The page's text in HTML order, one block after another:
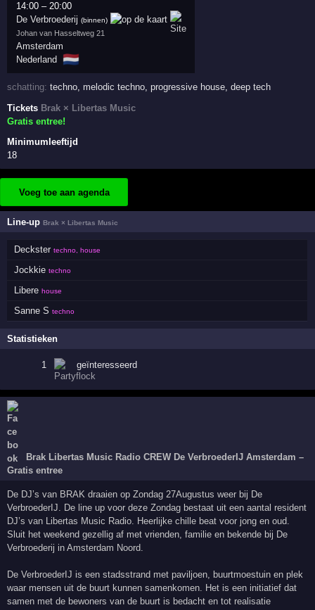
14:00 –20:00
De Verbroederij (binnen)
Johan van Hasseltweg 21
Amsterdam
Nederland
🇳🇱
schatting:techno, melodic techno,progressive house,deep tech
Tickets Brak × Libertas Music
Gratis entree!
Minimumleeftijd
18
Voeg toe aan agenda
Line-upBrak × Libertas Music
Deckster techno, house
Jockkie techno
Libere house
Sanne S techno
Statistieken
1 geïnteresseerd
Brak Libertas Music Radio CREW De VerbroederIJ Amsterdam –
Gratis entree
De DJ’s van BRAK draaien op Zondag 27Augustus weer bij De
VerbroederIJ. De line up voor deze Zondag bestaat uit een aantal resident
DJ’s van Libertas Music Radio. Heerlijke chille beat voor jong en oud.
Sluit het weekend gezellig af met vrienden, familie en bekende bij De
Verbroederij in Amsterdam Noord.
De VerbroederIJ is een stadsstrand met paviljoen, buurtmoestuin en plek
waar mensen uit de buurt kunnen samenkomen. Het is een initiatief dat
samen met de bewoners van de buurt is bedacht en tot realisatie